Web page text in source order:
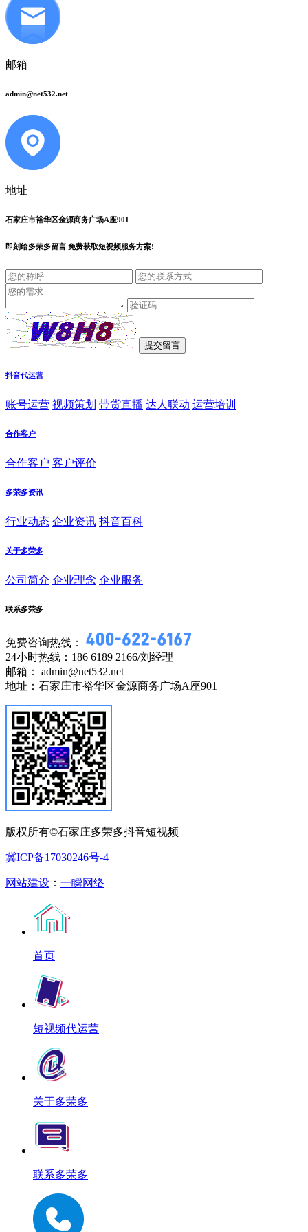
邮箱
admin@net532.net
地址
石家庄市裕华区金源商务广场A座901
即刻给多荣多留言 免费获取短视频服务方案!
抖音代运营
账号运营 视频策划 带货直播 达人联动 运营培训
合作客户
合作客户 客户评价
多荣多资讯
行业动态 企业资讯 抖音百科
关于多荣多
公司简介 企业理念 企业服务
联系多荣多
免费咨询热线：
24小时热线：186 6189 2166/刘经理
邮箱： admin@net532.net
地址：石家庄市裕华区金源商务广场A座901
版权所有©石家庄多荣多抖音短视频
冀ICP备17030246号-4
网站建设 ： 一瞬网络
首页
短视频代运营
关于多荣多
联系多荣多